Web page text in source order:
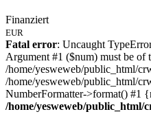
Finanziert
EUR
Fatal error: Uncaught
Argument #1 ($num) must be of
/home/yesweweb/public_html/
/home/yesweweb/public_html/
NumberFormatter->format() #1
/home/yesweweb/public_html/